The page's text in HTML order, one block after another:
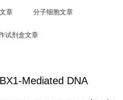
章 分子细胞文章
试剂盒文章
Mediated DNA